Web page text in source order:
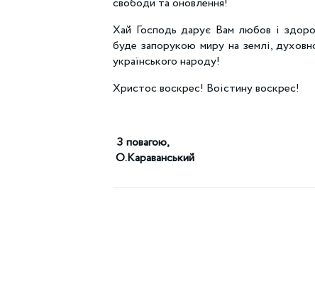
Хай Господь дарує Вам любов і
буде запорукою миру на землі,
українського народу!
Христос воскрес! Воістину воскрес!
З
О.Караванський